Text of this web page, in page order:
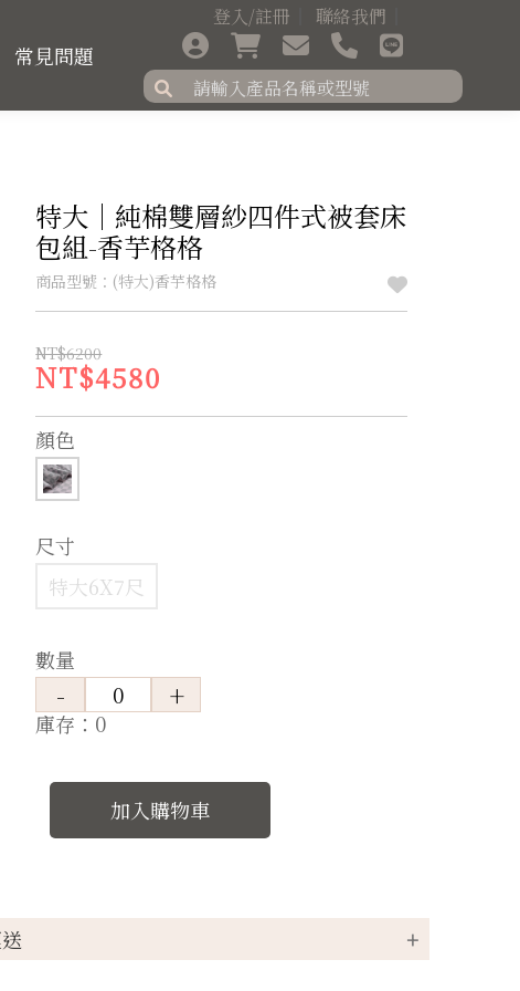
常見問題
登入/註冊 聯絡我們
特大｜純棉雙層紗四件式被套床
包組-香芋格格
商品型號：(特大)香芋格格
NT$6200
NT$4580
顏色
尺寸
特大6X7尺
數量
庫存：0
加入購物車